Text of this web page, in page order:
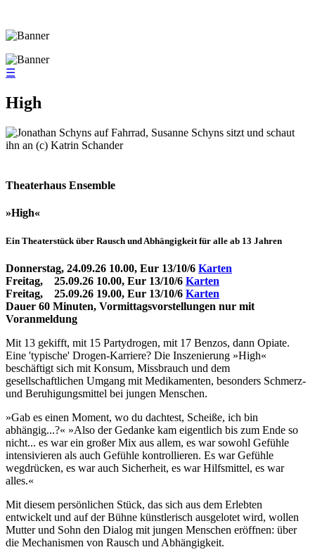
☰
High
Theaterhaus Ensemble
»High«
Ein Theaterstück über Rausch und Abhängigkeit für alle ab 13 Jahren
Donnerstag, 24.09.26 10.00, Eur 13/10/6 Karten
Freitag, 25.09.26 10.00, Eur 13/10/6 Karten
Freitag, 25.09.26 19.00, Eur 13/10/6 Karten
Dauer 60 Minuten, Vormittagsvorstellungen nur mit
Voranmeldung
Mit 13 gekifft, mit 15 Partydrogen, mit 17 Benzos, dann Opiate.
Eine 'typische' Drogen-Karriere? Die Inszenierung »High«
beschäftigt sich mit Konsum, Missbrauch und dem
gesellschaftlichen Umgang mit Medikamenten, besonders Schmerz-
und Beruhigungsmittel bei jungen Menschen.
»Gab es einen Moment, wo du dachtest, Scheiße, ich bin
abhängig...?« »Also der Gedanke kam eigentlich bis zum Ende so
nicht... es war ein großer Mix aus allem, es war sowohl Gefühle
intensivieren als auch Gefühle kontrollieren. Es war Gefühle
wegdrücken, es war auch Sicherheit, es war Hilfsmittel, es war
alles.«
Mit diesem persönlichen Stück, das sich aus dem Erlebten
entwickelt und auf der Bühne künstlerisch ausgelotet wird, wollen
Mutter und Sohn den Dialog mit jungen Menschen eröffnen: über
die Mechanismen von Rausch und Abhängigkeit.